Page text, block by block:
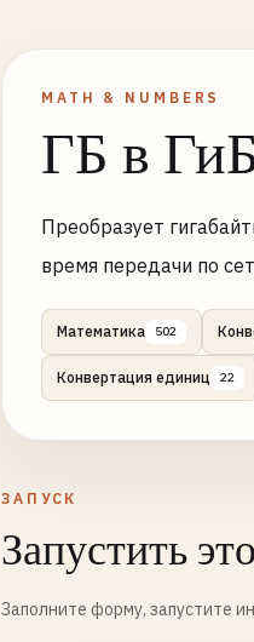
MATH & NUMBERS
ГБ в
Преобразует
время передачи по
Математика 502
Конвертация единиц 22
ЗАПУСК
Запустить
Заполните форму, запустите